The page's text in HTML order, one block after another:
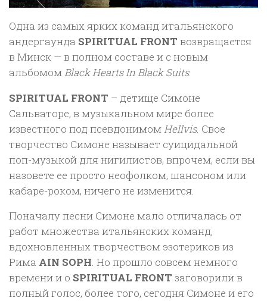
Одна из самых ярких команд итальянского
андергаунда SPIRITUAL FRONT возвращается
в Минск — в полном составе и с новым
альбомомBlack Hearts In Black Suits.
SPIRITUAL FRONT – детище Симоне
Сальваторе, в музыкальном мире более
известного под псевдонимомHellvis. Свое
творчество Симоне называет суицидальной
поп-музыкой для нигилистов, впрочем, если вы
назовете ее просто неофолком, шансоном или
кабаре-роком, ничего не изменится.
Поначалу песни Симоне мало отличалась от
работ множества итальянских команд,
вдохновленных творчеством эзотериков из
Рима AIN SOPH. Но прошло совсем немного
времени и о SPIRITUAL FRONT заговорили в
полный голос, более того, сегодня Симоне и его